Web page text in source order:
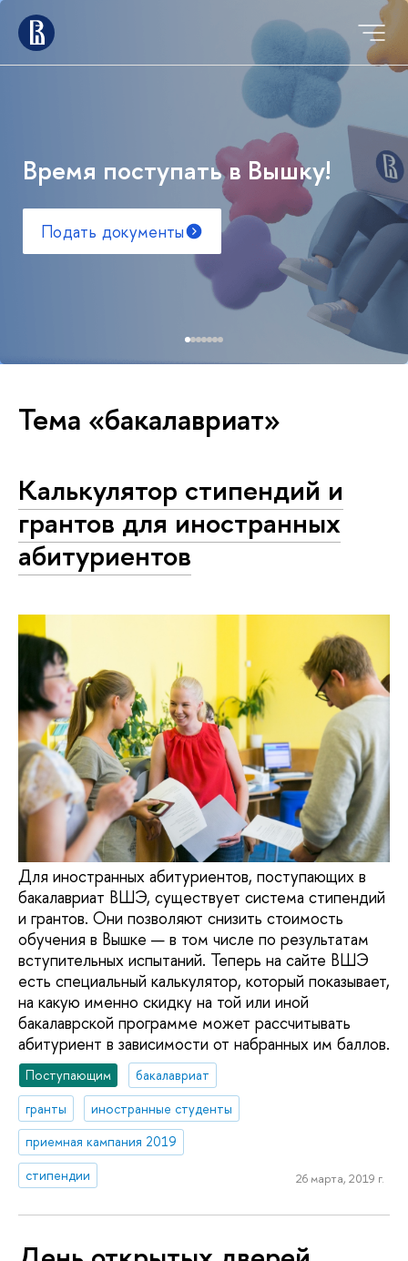
Время поступать в Вышку!
Подать документы
Тема «бакалавриат»
Калькулятор стипендий и
грантов для иностранных
абитуриентов
Для иностранных абитуриентов, поступающих в
бакалавриат ВШЭ, существует система стипендий
и грантов. Они позволяют снизить стоимость
обучения в Вышке — в том числе по результатам
вступительных испытаний. Теперь на сайте ВШЭ
есть специальный калькулятор, который показывает,
на какую именно скидку на той или иной
бакалаврской программе может рассчитывать
абитуриент в зависимости от набранных им баллов.
Поступающим
бакалавриат
гранты
иностранные студенты
приемная кампания 2019
стипендии
26 марта, 2019 г.